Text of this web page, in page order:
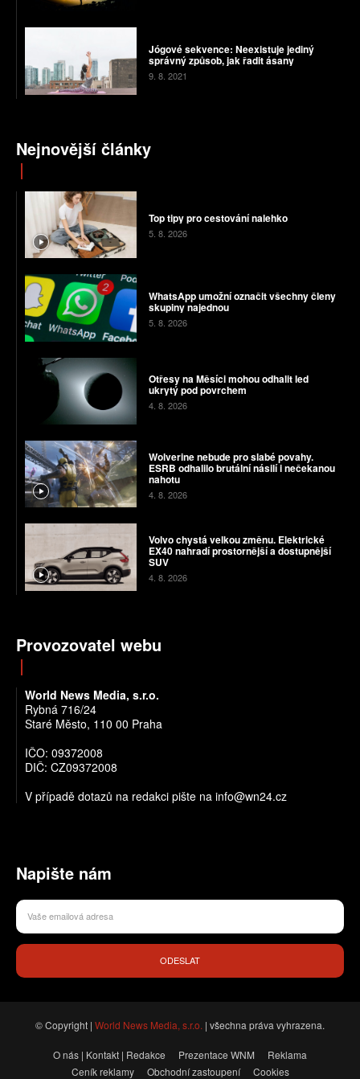
Jógové sekvence: Neexistuje jediný
správný způsob, jak řadit ásany
9. 8. 2021
Nejnovější články
Top tipy pro cestování nalehko
5. 8. 2026
WhatsApp umožní označit všechny členy
skupiny najednou
5. 8. 2026
Otřesy na Měsíci mohou odhalit led
ukrytý pod povrchem
4. 8. 2026
Wolverine nebude pro slabé povahy.
ESRB odhalilo brutální násilí i nečekanou
nahotu
4. 8. 2026
Volvo chystá velkou změnu. Elektrické
EX40 nahradí prostornější a dostupnější
SUV
4. 8. 2026
Provozovatel webu
World News Media, s.r.o.
Rybná 716/24
Staré Město, 110 00 Praha
IČO: 09372008
DIČ: CZ09372008
V případě dotazů na redakci pište na info@wn24.cz
Napište nám
ODESLAT
© Copyright | World News Media, s.r.o. | všechna práva vyhrazena.
O nás | Kontakt | Redakce Prezentace WNM
Reklama
Ceník reklamy
Obchodní zastoupení Cookies